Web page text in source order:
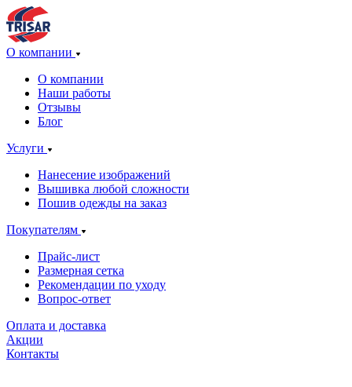
О компании
О компании
Наши работы
Отзывы
Блог
Услуги
Нанесение изображений
Вышивка любой сложности
Пошив одежды на заказ
Покупателям
Прайс-лист
Размерная сетка
Рекомендации по уходу
Вопрос-ответ
Оплата и доставка
Акции
Контакты